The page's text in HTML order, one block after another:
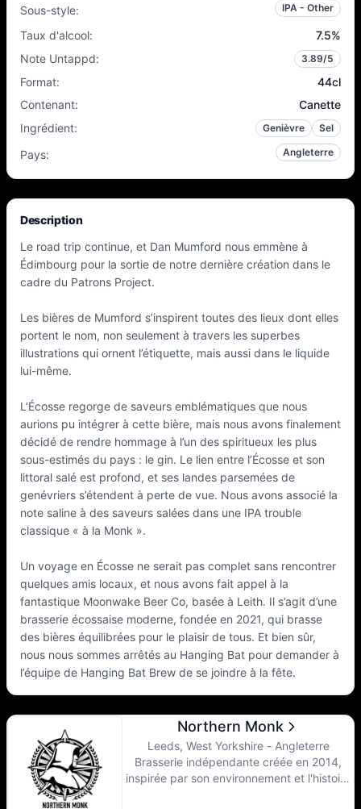
Sous-style: IPA - Other
Taux d'alcool: 7.5%
Note Untappd: 3.89/5
Format:
44cl
Contenant:
Canette
Ingrédient: Genièvre Sel
Pays: Angleterre
Description
Le road trip continue, et Dan Mumford nous emmène à
Édimbourg pour la sortie de notre dernière création dans le
cadre du Patrons Project.
Les bières de Mumford s’inspirent toutes des lieux dont elles
portent le nom, non seulement à travers les superbes
illustrations qui ornent l’étiquette, mais aussi dans le liquide
lui-même.
L’Écosse regorge de saveurs emblématiques que nous
aurions pu intégrer à cette bière, mais nous avons finalement
décidé de rendre hommage à l’un des spiritueux les plus
sous-estimés du pays : le gin. Le lien entre l’Écosse et son
littoral salé est profond, et ses landes parsemées de
genévriers s’étendent à perte de vue. Nous avons associé la
note saline à des saveurs salées dans une IPA trouble
classique « à la Monk ».
Un voyage en Écosse ne serait pas complet sans rencontrer
quelques amis locaux, et nous avons fait appel à la
fantastique Moonwake Beer Co, basée à Leith. Il s’agit d’une
brasserie écossaise moderne, fondée en 2021, qui brasse
des bières équilibrées pour le plaisir de tous. Et bien sûr,
nous nous sommes arrêtés au Hanging Bat pour demander à
l’équipe de Hanging Bat Brew de se joindre à la fête.
Northern Monk
Leeds, West Yorkshire - Angleterre
Brasserie indépendante créée en 2014,
inspirée par son environnement et l'histoire